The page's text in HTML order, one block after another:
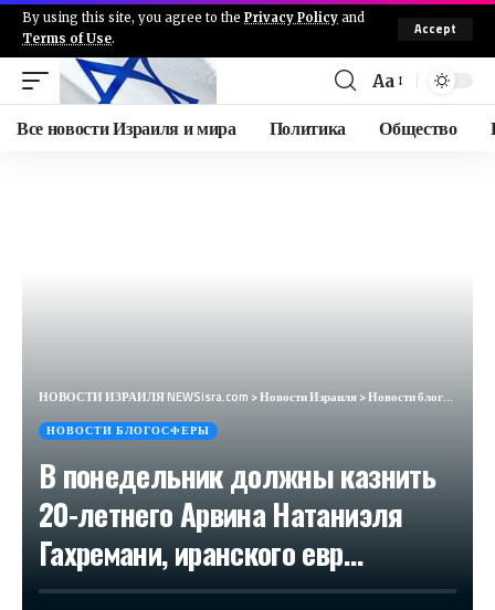
By using this site, you agree to the Privacy Policy and
Terms of Use.
Accept
Aa
Все новости Израиля и мира Политика Общество
НОВОСТИ ИЗРАИЛЯ NEWSisra.com >Новости Израиля>Новости блогосферы
НОВОСТИ БЛОГОСФЕРЫ
В понедельник должны казнить
20-летнего Арвина Натаниэля
Гахремани, иранского евр…